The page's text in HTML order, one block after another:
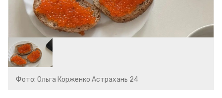
Фото: Ольга Корженко Астрахань 24